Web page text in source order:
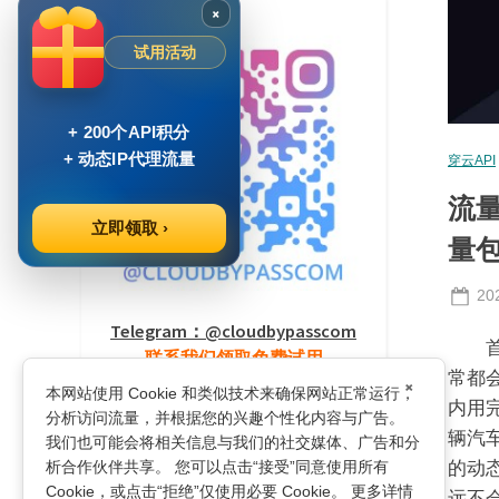
穿云API
流
量
首
常都
内用
辆汽
的动
Telegram：@cloudbypasscom
联系我们领取免费试用
浏览最多的文章
×
本网站使用 Cookie 和类似技术来确保网站正常运行，
分析访问流量，并根据您的兴趣个性化内容与广告。
我们也可能会将相关信息与我们的社交媒体、广告和分
析合作伙伴共享。 您可以点击“接受”同意使用所有
Cookie，或点击“拒绝”仅使用必要 Cookie。 更多详情
×
试用活动
+ 200个API积分
+ 动态IP代理流量
立即领取 ›